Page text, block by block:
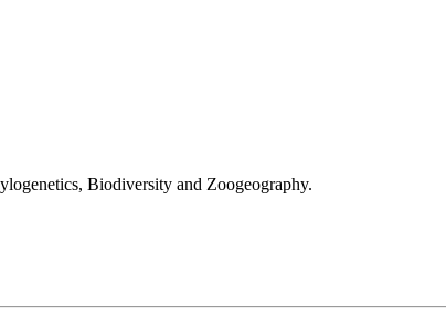
Biodiversity and Zoogeography.